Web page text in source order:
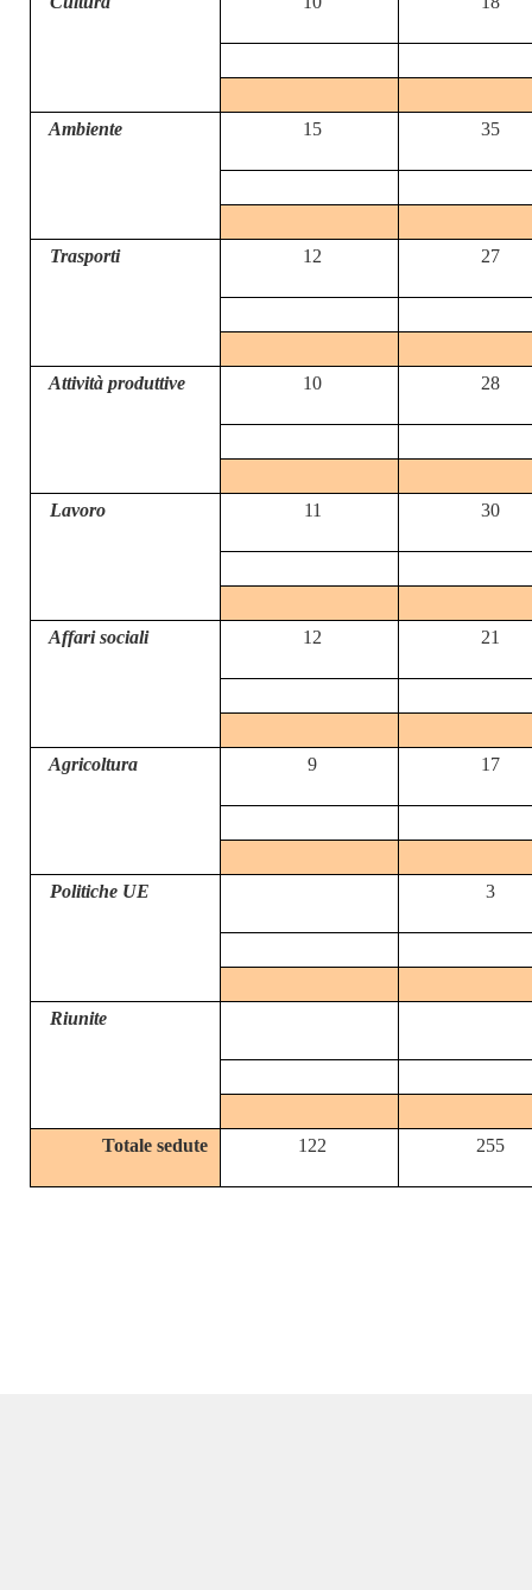
Ambiente 15 35
Trasporti 12 27
Attività produttive 10 28
Lavoro 11 30
Affari sociali 12 21
Agricoltura 9 17
Politiche UE 3
Riunite
Totale sedute 122 255